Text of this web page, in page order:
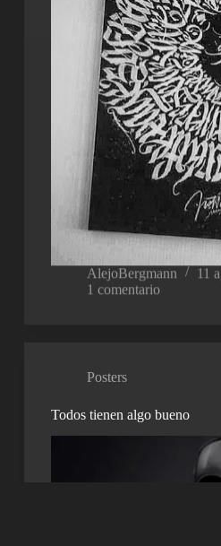
AlejoBergmann
11
1 comentario
Posters
Todos tienen algo bueno